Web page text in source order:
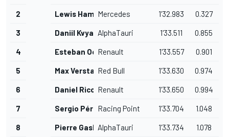
2 Lewis HamiltonMercedes 1'32.983 0.327
3 Daniil Kvyat AlphaTauri 1'33.511 0.855
4 Esteban OconRenault 1'33.557 0.901
5 Max Verstappen
Red Bull 1'33.630 0.974
6 Daniel Ricciardo
Renault 1'33.650 0.994
7 Sergio PérezRacing Point 1'33.704 1.048
8 Pierre GaslyAlphaTauri 1'33.734 1.078